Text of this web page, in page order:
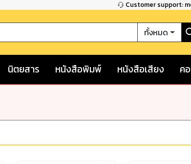
Customer support:
ทั้งหมด
นิตยสาร หนังสือพิมพ์ หนังสือเสียง ค